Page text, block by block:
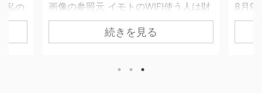
私の
ド選
画像の参照元 イモトのWIFI使う人は財
布に余裕がある セブで留学生と接触す
ると必ず聞くことにしている質問があ
続きを見る
8月9
ムが